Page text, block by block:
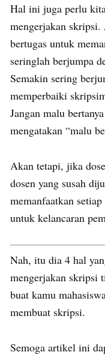
Hal ini juga perlu
mengerjakan skripsi.
bertugas untuk
seringlah berjumpa
Semakin sering
memperbaiki
Jangan malu
mengatakan “malu
Akan tetapi, jika
dosen yang susah
memanfaatkan
untuk kelancaran
Nah, itu dia 4 hal
mengerjakan skripsi
buat kamu
membuat skripsi.
Semoga artikel ini